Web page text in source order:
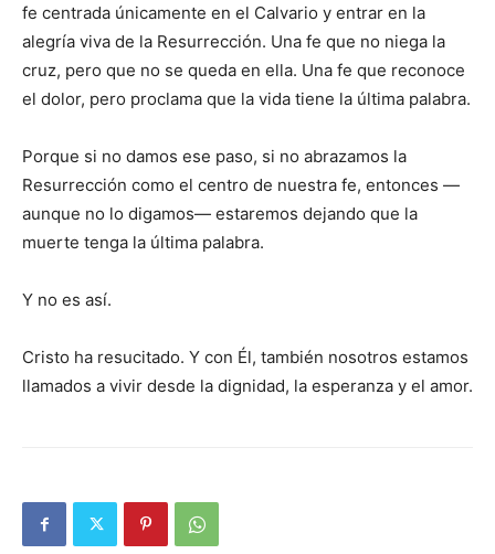
fe centrada únicamente en el Calvario y entrar en la
alegría viva de la Resurrección. Una fe que no niega la
cruz, pero que no se queda en ella. Una fe que reconoce
el dolor, pero proclama que la vida tiene la última palabra.
Porque si no damos ese paso, si no abrazamos la
Resurrección como el centro de nuestra fe, entonces —
aunque no lo digamos— estaremos dejando que la
muerte tenga la última palabra.
Y no es así.
Cristo ha resucitado. Y con Él, también nosotros estamos
llamados a vivir desde la dignidad, la esperanza y el amor.